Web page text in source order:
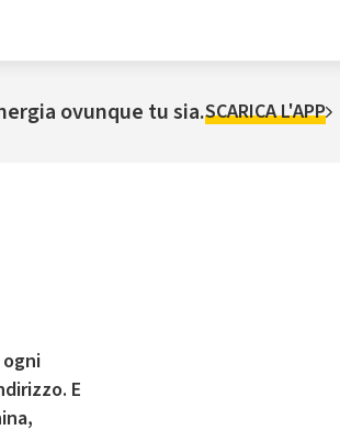
ovunque tu sia.SCARICA L'APP
E